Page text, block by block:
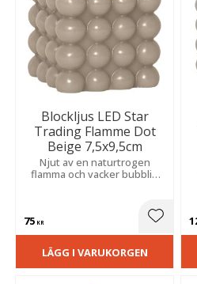
Blockljus LED Star
Trading Flamme Dot
Beige 7,5x9,5cm
Njut av en naturtrogen
flamma och vacker bubblig
75 KR Lägg
LÄGG I VARUKORGEN